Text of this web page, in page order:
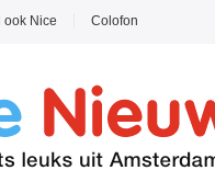
ook Nice Colofon